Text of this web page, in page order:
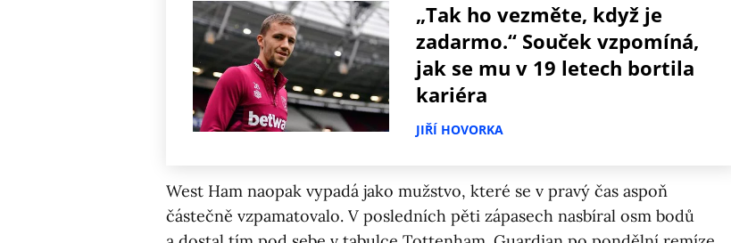
„Tak ho vezměte, když je
zadarmo.“ Souček vzpomíná,
jak se mu v 19 letech bortila
kariéra
JIŘÍ HOVORKA
West Ham naopak vypadá jako mužstvo, které se v pravý čas aspoň
částečně vzpamatovalo. V posledních pěti zápasech nasbíral osm bodů